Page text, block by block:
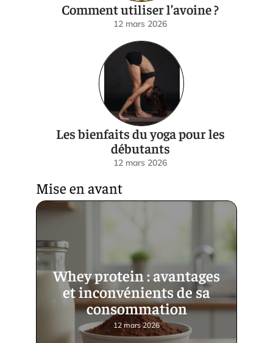
Comment utiliser l’avoine ?
12 mars 2026
Les bienfaits du yoga pour les
débutants
12 mars 2026
Mise en avant
Whey protein : avantages
et inconvénients de sa
consommation
12 mars 2026